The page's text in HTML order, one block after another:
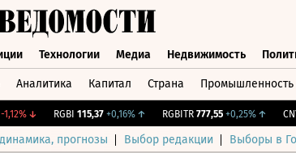
Технологии Медиа Недвижимость
Аналитика Капитал Страна Промышленность
↓ RGBI 115,37 +0,16%↑ RGBITR 777,55 +0,25%↑
прогнозы Выбор редакции Выборы в